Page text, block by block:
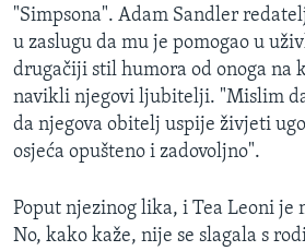
"Simpsona". Adam Sandler
u zaslugu da mu je pomogao u
drugačiji stil humora od onoga na
navikli njegovi ljubitelji. "Mislim
da njegova obitelj uspije živjeti
osjeća opušteno i zadovoljno".
Poput njezinog lika, i Tea Leoni je
No, kako kaže, nije se slagala s